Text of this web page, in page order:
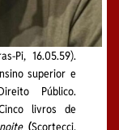
Pi, 16.05.59).
superior e
Público.
livros de
(Scortecci,